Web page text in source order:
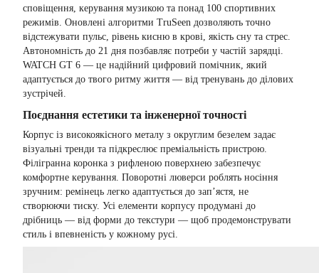
сповіщення, керування музикою та понад 100 спортивних
режимів. Оновлені алгоритми TruSeen дозволяють точно
відстежувати пульс, рівень кисню в крові, якість сну та стрес.
Автономність до 21 дня позбавляє потреби у частій зарядці.
WATCH GT 6 — це надійний цифровий помічник, який
адаптується до твого ритму життя — від тренувань до ділових
зустрічей.
Поєднання естетики та інженерної точності
Корпус із високоякісного металу з округлим безелем задає
візуальні тренди та підкреслює преміальність пристрою.
Філігранна коронка з рифленою поверхнею забезпечує
комфортне керування. Поворотні люверси роблять носіння
зручним: ремінець легко адаптується до зап’ястя, не
створюючи тиску. Усі елементи корпусу продумані до
дрібниць — від форми до текстури — щоб продемонструвати
стиль і впевненість у кожному русі.